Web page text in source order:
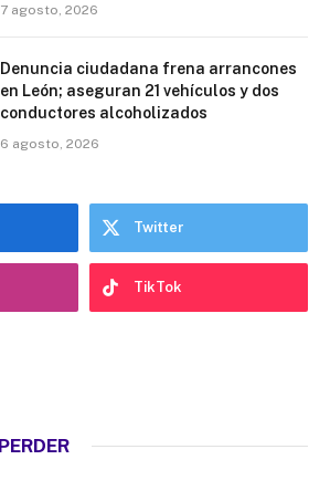
7 agosto, 2026
Denuncia ciudadana frena arrancones
en León; aseguran 21 vehículos y dos
conductores alcoholizados
6 agosto, 2026
Twitter
TikTok